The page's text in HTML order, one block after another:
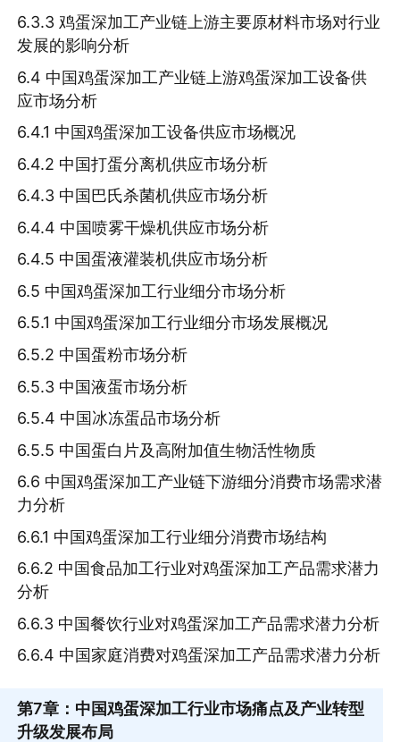
6.3.3 鸡蛋深加工产业链上游主要原材料市场对行业
发展的影响分析
6.4 中国鸡蛋深加工产业链上游鸡蛋深加工设备供
应市场分析
6.4.1 中国鸡蛋深加工设备供应市场概况
6.4.2 中国打蛋分离机供应市场分析
6.4.3 中国巴氏杀菌机供应市场分析
6.4.4 中国喷雾干燥机供应市场分析
6.4.5 中国蛋液灌装机供应市场分析
6.5 中国鸡蛋深加工行业细分市场分析
6.5.1 中国鸡蛋深加工行业细分市场发展概况
6.5.2 中国蛋粉市场分析
6.5.3 中国液蛋市场分析
6.5.4 中国冰冻蛋品市场分析
6.5.5 中国蛋白片及高附加值生物活性物质
6.6 中国鸡蛋深加工产业链下游细分消费市场需求潜
力分析
6.6.1 中国鸡蛋深加工行业细分消费市场结构
6.6.2 中国食品加工行业对鸡蛋深加工产品需求潜力
分析
6.6.3 中国餐饮行业对鸡蛋深加工产品需求潜力分析
6.6.4 中国家庭消费对鸡蛋深加工产品需求潜力分析
第7章 ：中国鸡蛋深加工行业市场痛点及产业转型
升级发展布局